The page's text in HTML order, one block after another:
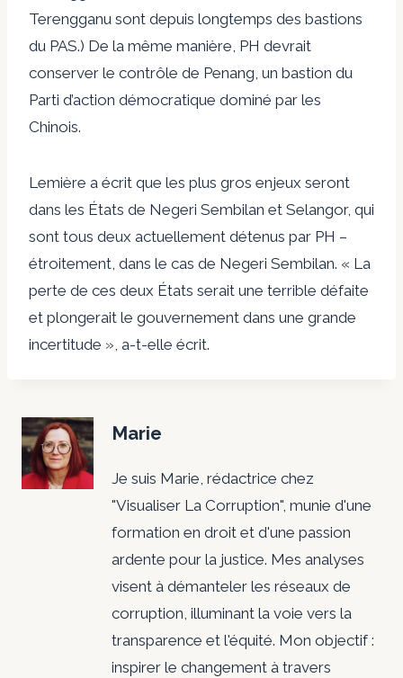
Terengganu sont depuis longtemps des bastions
du PAS.) De la même manière, PH devrait
conserver le contrôle de Penang, un bastion du
Parti d’action démocratique dominé par les
Chinois.
Lemière a écrit que les plus gros enjeux seront
dans les États de Negeri Sembilan et Selangor, qui
sont tous deux actuellement détenus par PH –
étroitement, dans le cas de Negeri Sembilan. « La
perte de ces deux États serait une terrible défaite
et plongerait le gouvernement dans une grande
incertitude », a-t-elle écrit.
Marie
Je suis Marie, rédactrice chez
"Visualiser La Corruption", munie d'une
formation en droit et d'une passion
ardente pour la justice. Mes analyses
visent à démanteler les réseaux de
corruption, illuminant la voie vers la
transparence et l'équité. Mon objectif :
inspirer le changement à travers